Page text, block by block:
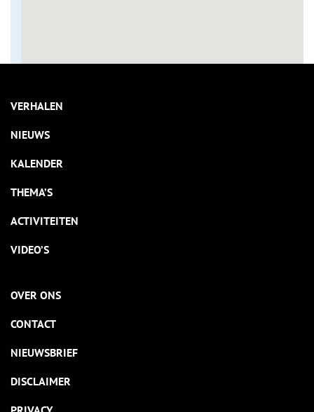
VERHALEN
NIEUWS
KALENDER
THEMA’S
ACTIVITEITEN
VIDEO’S
OVER ONS
CONTACT
NIEUWSBRIEF
DISCLAIMER